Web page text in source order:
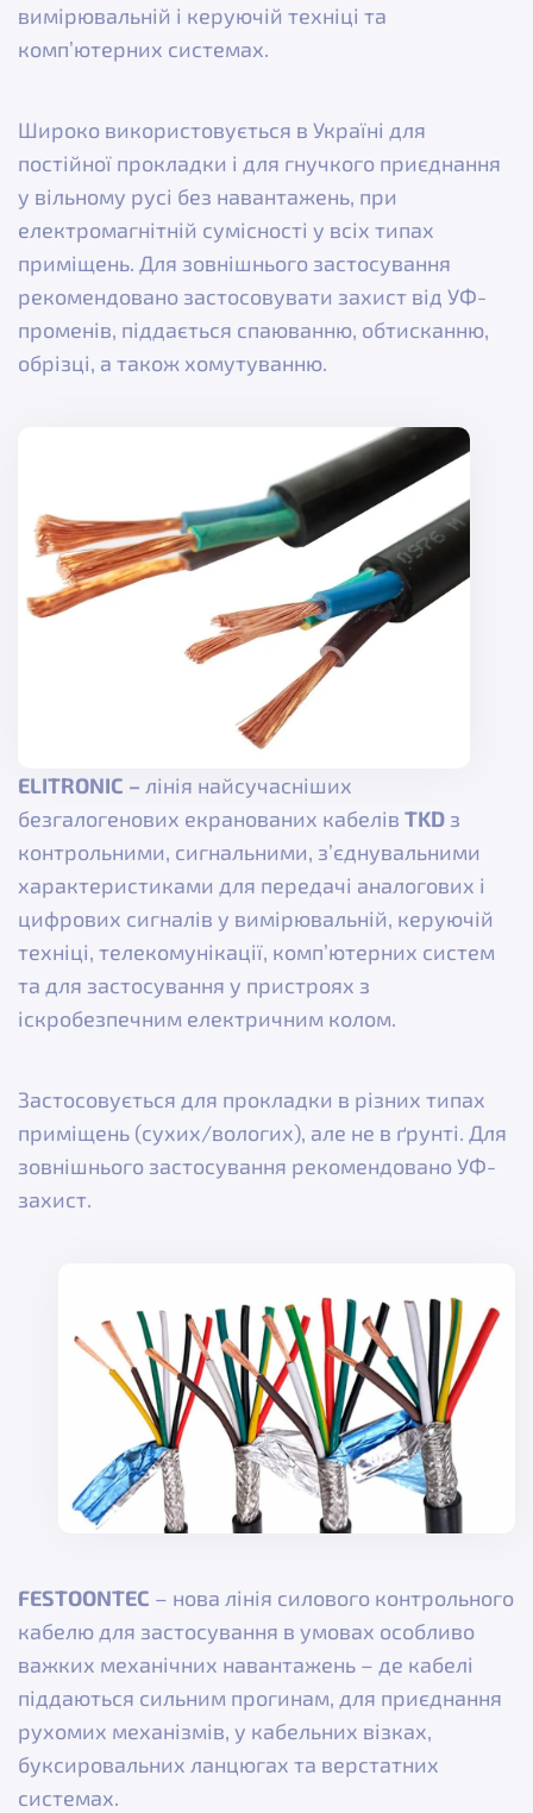
вимірювальній і керуючій техніці та
комп’ютерних системах.
Широко використовується в Україні для
постійної прокладки і для гнучкого приєднання
у вільному русі без навантажень, при
електромагнітній сумісності у всіх типах
приміщень. Для зовнішнього застосування
рекомендовано застосовувати захист від УФ-
променів, піддається спаюванню, обтисканню,
обрізці, а також хомутуванню.
ELITRONIC – лінія найсучасніших
безгалогенових екранованих кабелів TKD з
контрольними, сигнальними, з’єднувальними
характеристиками для передачі аналогових і
цифрових сигналів у вимірювальній, керуючій
техніці, телекомунікації, комп’ютерних систем
та для застосування у пристроях з
іскробезпечним електричним колом.
Застосовується для прокладки в різних типах
приміщень (сухих/вологих), але не в ґрунті. Для
зовнішнього застосування рекомендовано УФ-
захист.
FESTOONTEC – нова лінія силового контрольного
кабелю для застосування в умовах особливо
важких механічних навантажень – де кабелі
піддаються сильним прогинам, для приєднання
рухомих механізмів, у кабельних візках,
буксировальних ланцюгах та верстатних
системах.